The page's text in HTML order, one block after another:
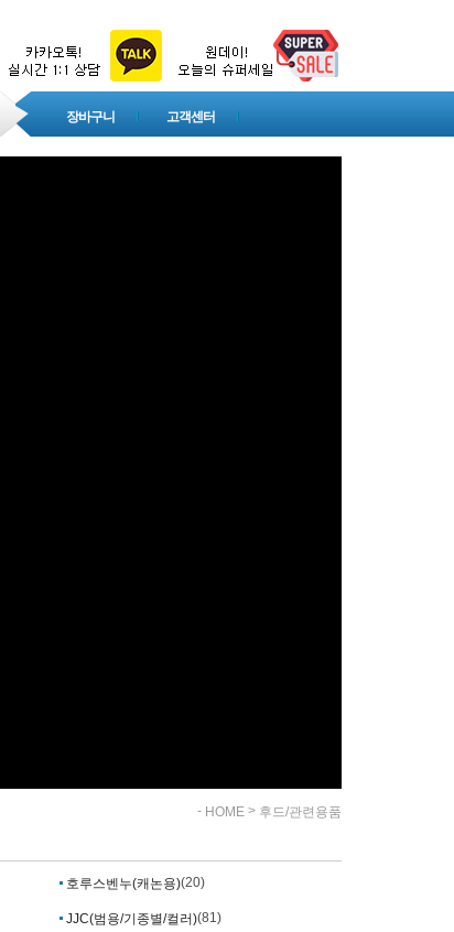
장바구니 고객센터
- HOME > 후드/관련용품
호루스벤누(캐논용)(20)
JJC(범용/기종별/컬러)(81)